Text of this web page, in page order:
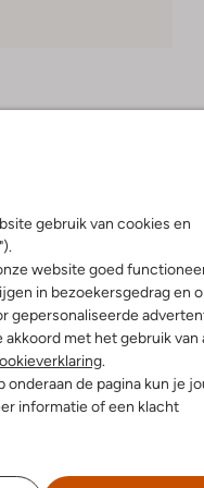
gebruik van cookies en
website goed
in bezoekersgedrag en
gepersonaliseerde
met het gebruik van
.
de pagina kun je
informatie of een klacht
je voorjaars- en
van Bommel. Deze bruine
Combineer 'm met een
dagje in het park of
ontwerp maken
wandeling maakt langs de